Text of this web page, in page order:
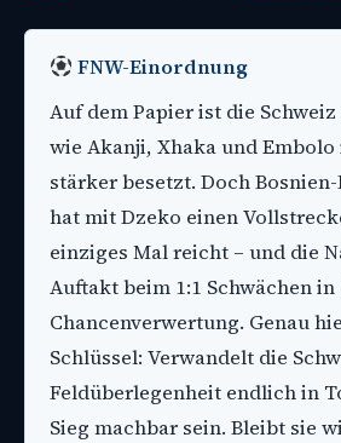
FNW-Einordnung
Auf dem Papier ist die
wie Akanji, Xhaka und
stärker besetzt. Doch
hat mit Dzeko einen
einziges Mal reicht – und die
Auftakt beim 1:1 Schwächen in
Chancenverwertung. Genau
Schlüssel: Verwandelt die
Feldüberlegenheit endlich in
Sieg machbar sein. Bleibt sie